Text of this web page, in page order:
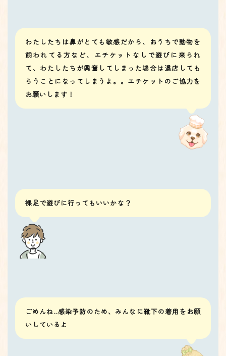
わたしたちは鼻がとても敏感だから、おうちで動物を
飼われてる方など、エチケットなしで遊びに来られ
て、わたしたちが興奮してしまった場合は退店しても
らうことになってしまうよ。。エチケットのご協力を
お願いします！
裸足で遊びに行ってもいいかな？
ごめんね..感染予防のため、みんなに靴下の着用をお願
いしているよ